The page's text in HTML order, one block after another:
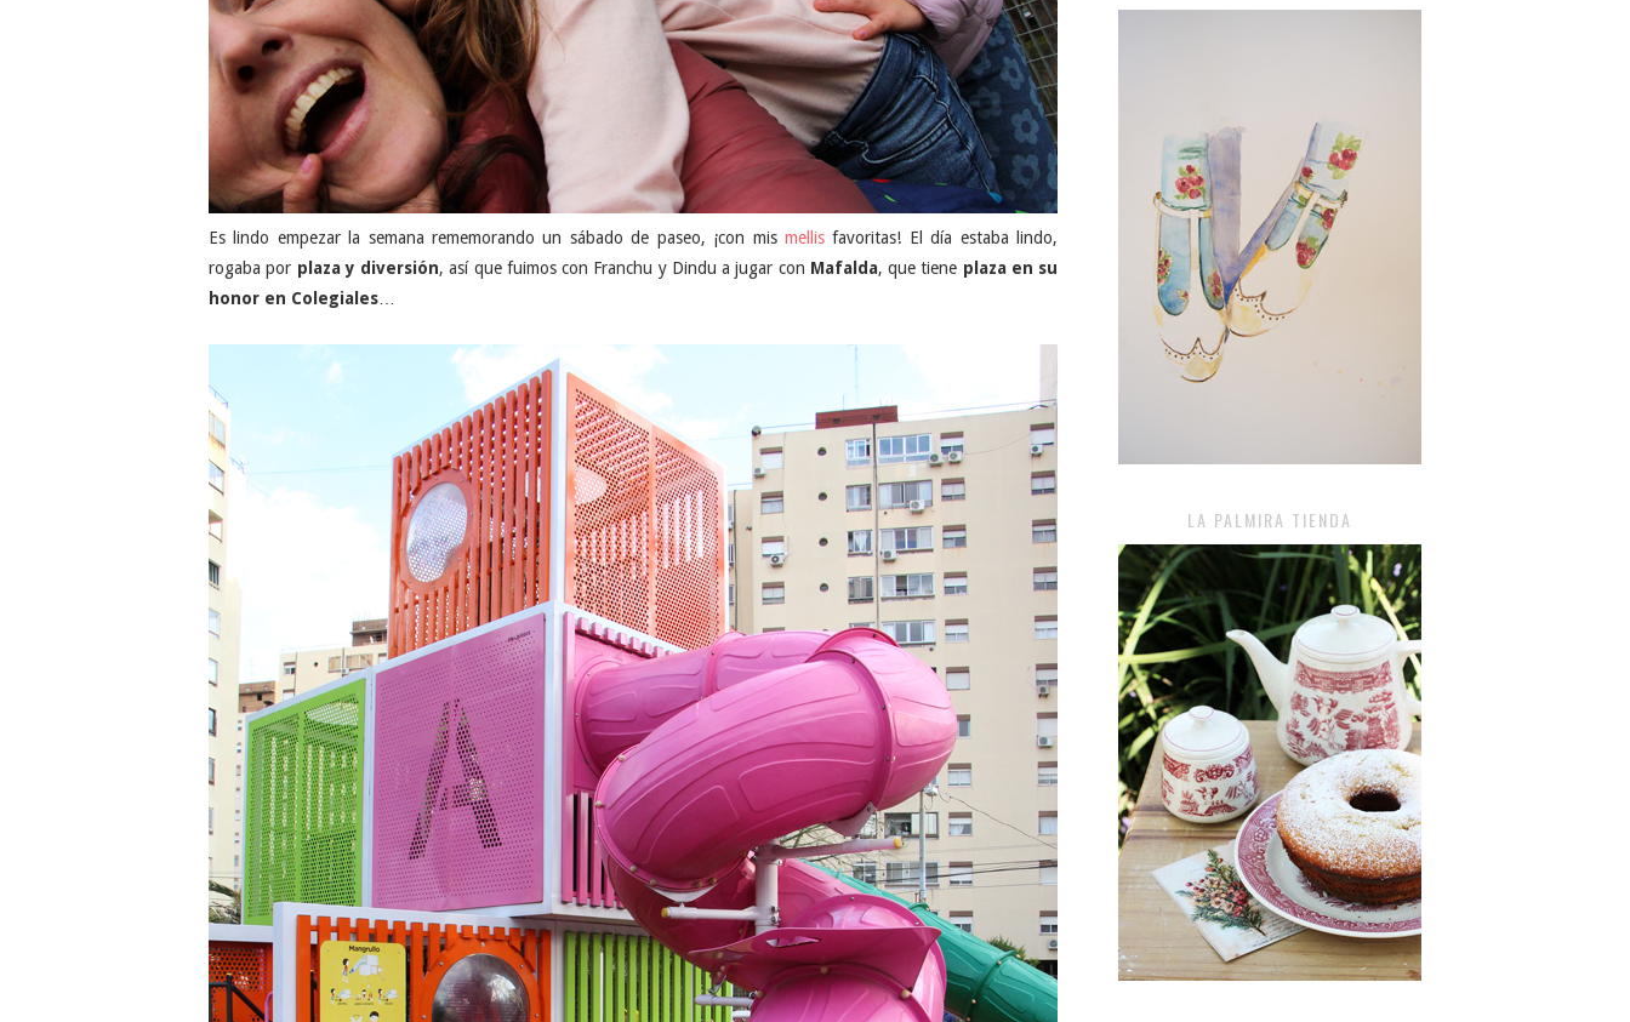
Es lindo empezar la semana rememorando un sábado de paseo, ¡con mis mellisfavoritas! El día estaba lindo,
rogaba por plaza y diversión, así que fuimos con Franchu y Dindu a jugar con Mafalda, que tiene plaza en su
honor en Colegiales
LA PALMIRA TIENDA